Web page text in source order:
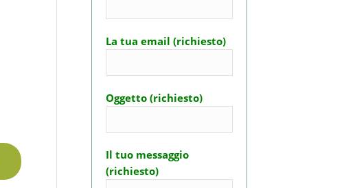
La tua email (richiesto)
Oggetto (richiesto)
Il tuo messaggio
(richiesto)